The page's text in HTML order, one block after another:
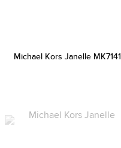
Michael Kors Janelle MK7141